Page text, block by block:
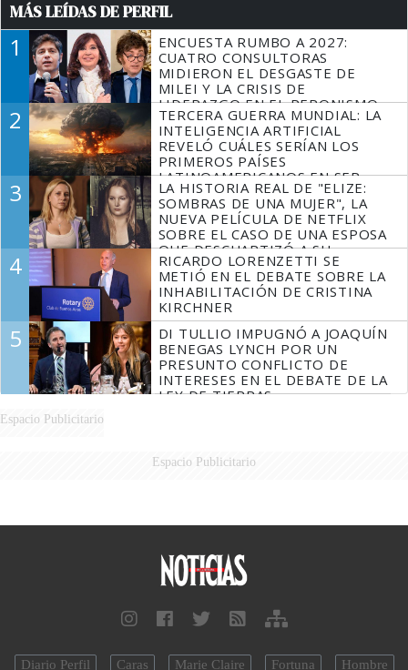
MÁS LEÍDAS DE PERFIL
1
ENCUESTA RUMBO A 2027:
CUATRO CONSULTORAS
MIDIERON EL DESGASTE DE
MILEI Y LA CRISIS DE
LIDERAZGO EN EL PERONISMO
2
TERCERA GUERRA MUNDIAL: LA
INTELIGENCIA ARTIFICIAL
REVELÓ CUÁLES SERÍAN LOS
PRIMEROS PAÍSES
LATINOAMERICANOS EN SER
DERROTADOS
3
LA HISTORIA REAL DE "ELIZE:
SOMBRAS DE UNA MUJER", LA
NUEVA PELÍCULA DE NETFLIX
SOBRE EL CASO DE UNA ESPOSA
QUE DESCUARTIZÓ A SU
MARIDO
4
RICARDO LORENZETTI SE
METIÓ EN EL DEBATE SOBRE LA
INHABILITACIÓN DE CRISTINA
KIRCHNER
5
DI TULLIO IMPUGNÓ A JOAQUÍN
BENEGAS LYNCH POR UN
PRESUNTO CONFLICTO DE
INTERESES EN EL DEBATE DE LA
LEY DE TIERRAS
Espacio Publicitario
Espacio Publicitario
Diario Perfil Caras Marie Claire Fortuna Hombre